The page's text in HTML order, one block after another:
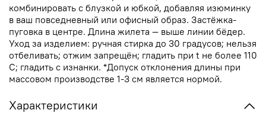
комбинировать с блузкой и юбкой, добавляя изюминку
в ваш повседневный или офисный образ. Застёжка-
пуговка в центре. Длина жилета — выше линии бёдер.
Уход за изделием: ручная стирка до 30 градусов; нельзя
отбеливать; отжим запрещён; гладить при t не более 110
С; гладить с изнанки. *Допуск отклонения длины при
массовом производстве 1-3 см является нормой.
Характеристики